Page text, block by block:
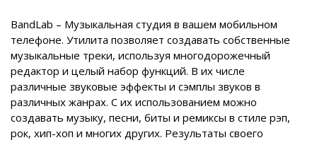
BandLab – Музыкальная студия в вашем мобильном
телефоне. Утилита позволяет создавать собственные
музыкальные треки, используя многодорожечный
редактор и целый набор функций. В их числе
различные звуковые эффекты и сэмплы звуков в
различных жанрах. С их использованием можно
создавать музыку, песни, биты и ремиксы в стиле рэп,
рок, хип-хоп и многих других. Результаты своего